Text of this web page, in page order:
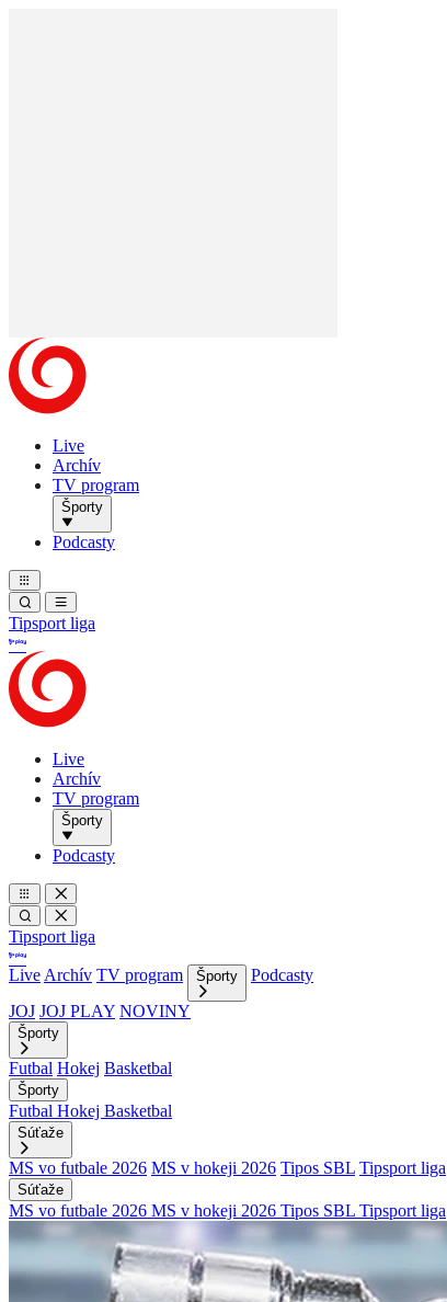
Live
Archív
TV program
Športy
Podcasty
Tipsport liga
Live
Archív
TV program
Športy
Podcasty
Tipsport liga
Live Archív TV program Športy
Podcasty
JOJ JOJ PLAY NOVINY
Športy
Futbal Hokej Basketbal
Športy
Futbal Hokej Basketbal
Súťaže
MS vo futbale 2026 MS v hokeji 2026 Tipos SBL Tipsport liga
Súťaže
MS vo futbale 2026 MS v hokeji 2026 Tipos SBL Tipsport liga